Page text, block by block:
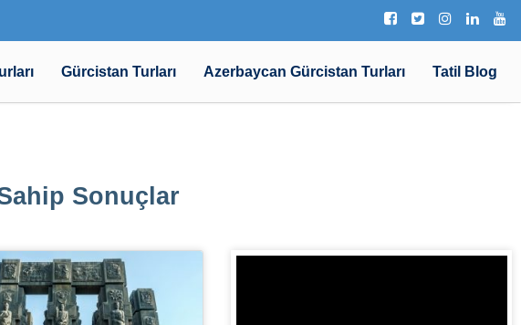
Gürcistan Turları Azerbaycan Gürcistan Turları Tatil Blog
Sonuçlar